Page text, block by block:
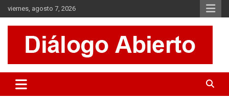
Saltar
al
contenido
viernes, agosto 7, 2026
Diálogo Abierto
Se tratan diversos temas de actualidad buscando hacer un
aporte a la sociedad, brindando información relevante de lo que